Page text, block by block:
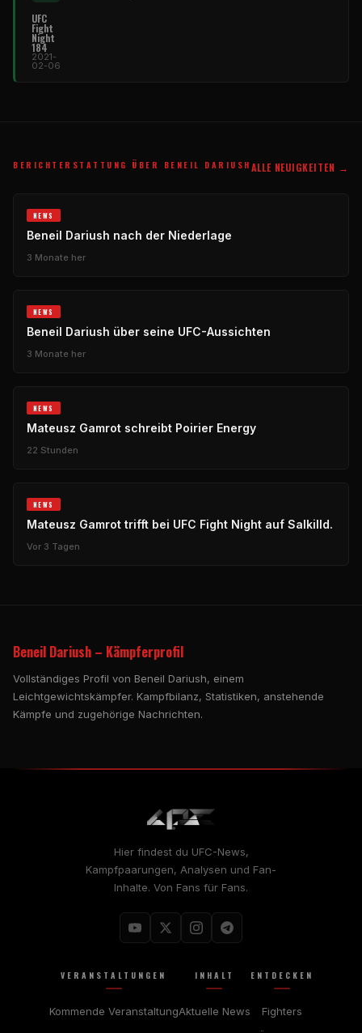
UFC
Fight
Night
184
2021-
02-06
BERICHTERSTATTUNG ÜBER BENEIL DARIUSH ALLE NEUIGKEITEN →
NEWS
Beneil Dariush nach der Niederlage
3 Monate her
NEWS
Beneil Dariush über seine UFC-Aussichten
3 Monate her
NEWS
Mateusz Gamrot schreibt Poirier Energy
22 Stunden
NEWS
Mateusz Gamrot trifft bei UFC Fight Night auf Salkilld.
Vor 3 Tagen
Beneil Dariush – Kämpferprofil
Vollständiges Profil von Beneil Dariush, einem
Leichtgewichtskämpfer. Kampfbilanz, Statistiken, anstehende
Kämpfe und zugehörige Nachrichten.
Hier findest du UFC-News,
Kampfpaarungen, Analysen und Fan-
Inhalte. Von Fans für Fans.
VERANSTALTUNGEN
Kommende Veranstaltung
INHALT
Aktuelle News
ENTDECKEN
Fighters